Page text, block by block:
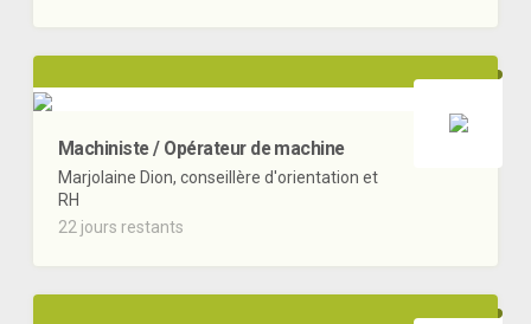
Machiniste / Opérateur de machine
Marjolaine Dion, conseillère d'orientation et
RH
22 jours restants